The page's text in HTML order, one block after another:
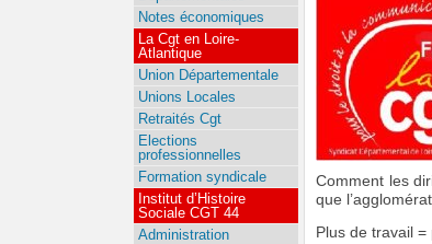
Comment les
que
Plus de travail =
Notes économiques
La Cgt en Loire-
Atlantique
Union Départementale
Unions Locales
Retraités Cgt
Elections
professionnelles
Formation syndicale
Institut d’Histoire
Sociale CGT 44
Administration